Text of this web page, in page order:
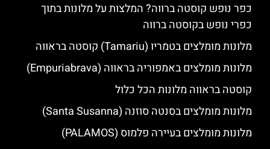
כפר נופש קוסטה ברווה? המלצות על מלונות בתוך
כפרי נופש בקוסטה ברווה
מלונות מומלצים בטמריו (Tamariu) קוסטה בראווה
מלונות מומלצים באמפוריה בראווה (Empuriabrava)
קוסטה בראווה מלונות הכל כלול
מלונות מומלצים בסנטה סוזנה (Santa Susanna)
מלונות מומלצים בעיירה פלמוס (PALAMOS)